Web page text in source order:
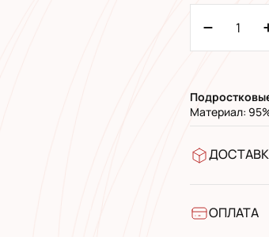
Материал:
УкрПочта
ОПЛАТА